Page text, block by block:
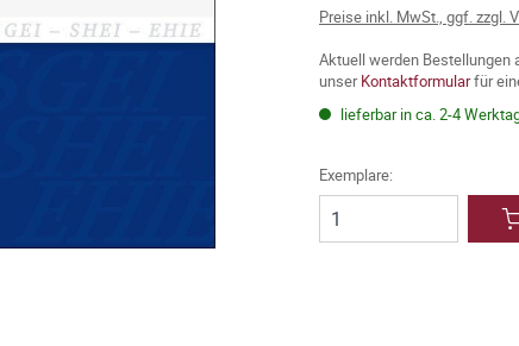
Preise inkl. MwSt., ggf. zzgl.
Aktuell werden Bestellungen
unserKontaktformularfür
lieferbar in ca. 2-4
Exemplare: